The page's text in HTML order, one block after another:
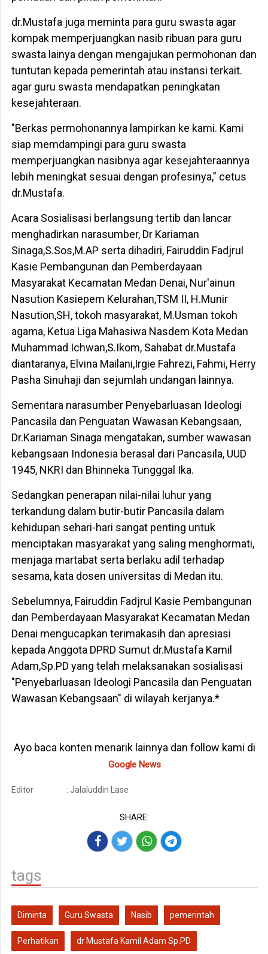
dr.Mustafa juga meminta para guru swasta agar
kompak memperjuangkan nasib ribuan para guru
swasta lainya dengan mengajukan permohonan dan
tuntutan kepada pemerintah atau instansi terkait.
agar guru swasta mendapatkan peningkatan
kesejahteraan.
"Berkas permohonannya lampirkan ke kami. Kami
siap memdampingi para guru swasta
memperjuangkan nasibnya agar kesejahteraannya
lebih meningkat sesuai dengan profesinya," cetus
dr.Mustafa.
Acara Sosialisasi berlangsung tertib dan lancar
menghadirkan narasumber, Dr Kariaman
Sinaga,S.Sos,M.AP serta dihadiri, Fairuddin Fadjrul
Kasie Pembangunan dan Pemberdayaan
Masyarakat Kecamatan Medan Denai, Nur'ainun
Nasution Kasiepem Kelurahan,TSM II, H.Munir
Nasution,SH, tokoh masyarakat, M.Usman tokoh
agama, Ketua Liga Mahasiwa Nasdem Kota Medan
Muhammad Ichwan,S.Ikom, Sahabat dr.Mustafa
diantaranya, Elvina Mailani,Irgie Fahrezi, Fahmi, Herry
Pasha Sinuhaji dan sejumlah undangan lainnya.
Sementara narasumber Penyebarluasan Ideologi
Pancasila dan Penguatan Wawasan Kebangsaan,
Dr.Kariaman Sinaga mengatakan, sumber wawasan
kebangsaan Indonesia berasal dari Pancasila, UUD
1945, NKRI dan Bhinneka Tungggal Ika.
Sedangkan penerapan nilai-nilai luhur yang
terkandung dalam butir-butir Pancasila dalam
kehidupan sehari-hari sangat penting untuk
menciptakan masyarakat yang saling menghormati,
menjaga martabat serta berlaku adil terhadap
sesama, kata dosen universitas di Medan itu.
Sebelumnya, Fairuddin Fadjrul Kasie Pembangunan
dan Pemberdayaan Masyarakat Kecamatan Medan
Denai mengucapkan terimakasih dan apresiasi
kepada Anggota DPRD Sumut dr.Mustafa Kamil
Adam,Sp.PD yang telah melaksanakan sosialisasi
"Penyebarluasan Ideologi Pancasila dan Penguatan
Wawasan Kebangsaan" di wilayah kerjanya.*
Ayo baca konten menarik lainnya dan follow kami di
Google News
Editor : Jalaluddin Lase
SHARE:
tags
Diminta Guru Swasta Nasib pemerintah
Perhatikan dr Mustafa Kamil Adam Sp.PD